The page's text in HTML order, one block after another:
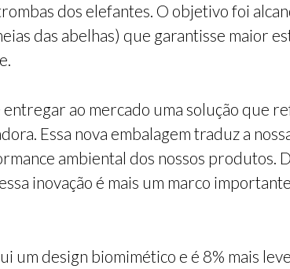
dos elefantes. O objetivo foi
das abelhas) que garantisse maior
entregar ao mercado uma solução que
Essa nova embalagem traduz a
ambiental dos nossos produtos.
inovação é mais um marco
um design biomimético e é 8% mais